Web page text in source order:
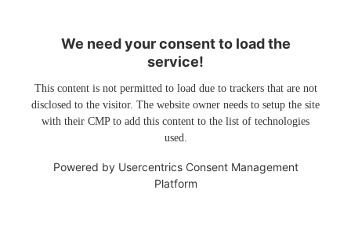
We need your consent to load the
service!
This content is not permitted to load due to trackers that are not
disclosed to the visitor. The website owner needs to setup the site
with their CMP to add this content to the list of technologies
used.
Powered by Usercentrics Consent Management
Platform